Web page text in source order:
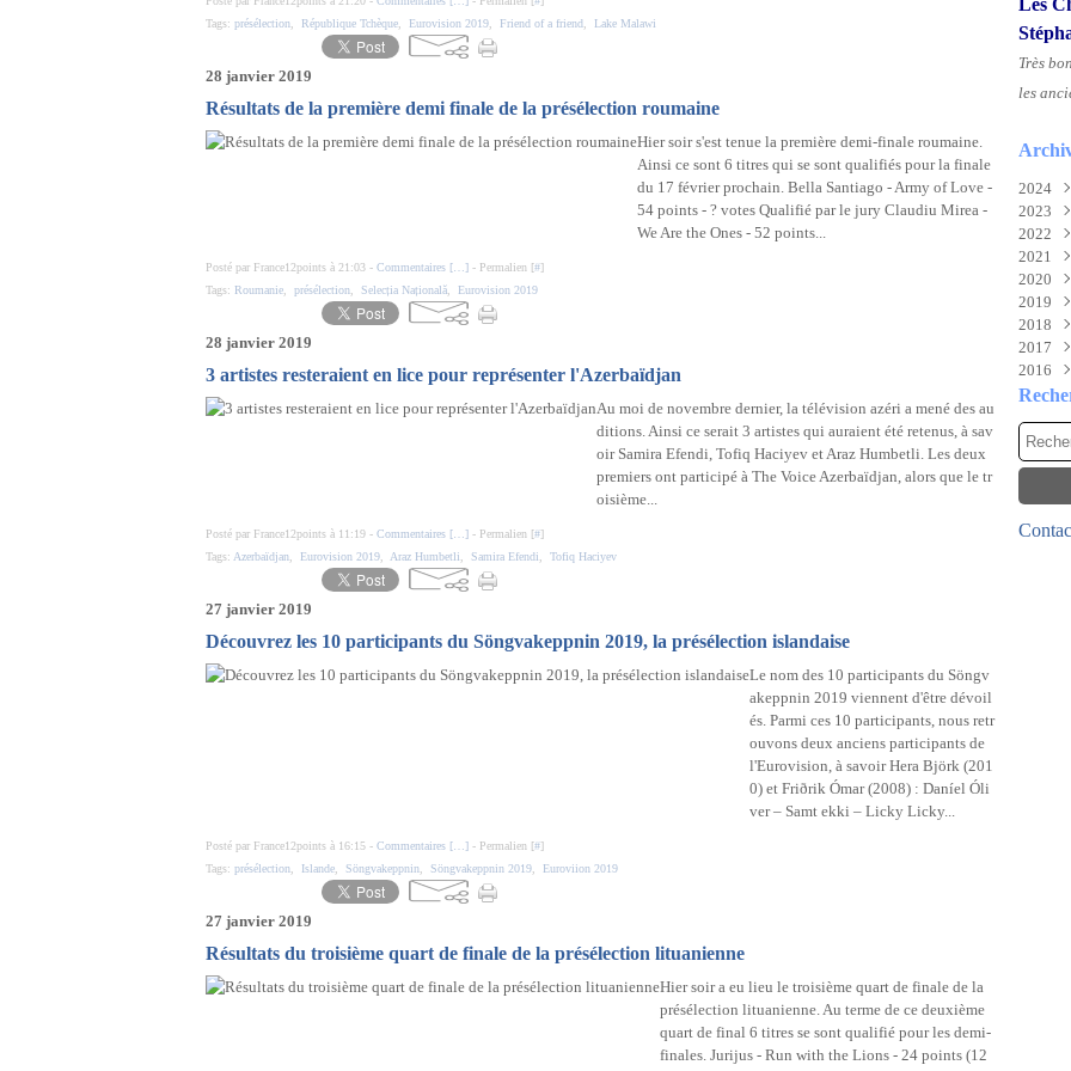
Tags: présélection République Tchèque Eurovision 2019 Friend of a friend Lake Malawi
28 janvier 2019
Résultats de la première demi finale de la présélection roumaine
Hier soir s'est tenue la première demi-finale roumaine.
Ainsi ce sont 6 titres qui se sont qualifiés pour la finale
du 17 février prochain. Bella Santiago - Army of Love -
54 points - ? votes Qualifié par le jury Claudiu Mirea -
We Are the Ones - 52 points...
Posté par France12points à 21:03 - Commentaires [ ] - Permalien [#]
Tags: Roumanie présélection Selecția Națională Eurovision 2019
28 janvier 2019
3 artistes resteraient en lice pour représenter l'Azerbaïdjan
Au moi de novembre dernier, la télévision azéri a mené des au
ditions. Ainsi ce serait 3 artistes qui auraient été retenus, à sav
oir Samira Efendi, Tofiq Haciyev et Araz Humbetli. Les deux
premiers ont participé à The Voice Azerbaïdjan, alors que le tr
oisième...
Posté par France12points à 11:19 - Commentaires [ ] - Permalien [#]
Tags: Azerbaïdjan Eurovision 2019 Araz Humbetli Samira Efendi Tofiq Haciyev
27 janvier 2019
Découvrez les 10 participants du Söngvakeppnin 2019, la présélection islandaise
Le nom des 10 participants du Söngv
akeppnin 2019 viennent d'être dévoil
és. Parmi ces 10 participants, nous retr
ouvons deux anciens participants de
l'Eurovision, à savoir Hera Björk (201
0) et Friðrik Ómar (2008) : Daníel Óli
ver – Samt ekki – Licky Licky...
Posté par France12points à 16:15 - Commentaires [ ] - Permalien [#]
Tags: présélection Islande Söngvakeppnin Söngvakeppnin 2019 Euroviion 2019
27 janvier 2019
Résultats du troisième quart de finale de la présélection lituanienne
Hier soir a eu lieu le troisième quart de finale de la
présélection lituanienne. Au terme de ce deuxième
quart de final 6 titres se sont qualifié pour les demi-
finales. Jurijus - Run with the Lions - 24 points (12
Les
Très
les
2024
Août
Juin
Mai
2023
2022
Mai
Mars
2021
Août
2020
Mai
2019
Mai
2018
Mai
2017
Juin
Mai
2016
Juin